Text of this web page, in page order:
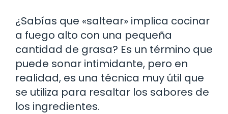
¿Sabías que «saltear» implica cocinar
a fuego alto con una pequeña
cantidad de grasa? Es un término que
puede sonar intimidante, pero en
realidad, es una técnica muy útil que
se utiliza para resaltar los sabores de
los ingredientes.